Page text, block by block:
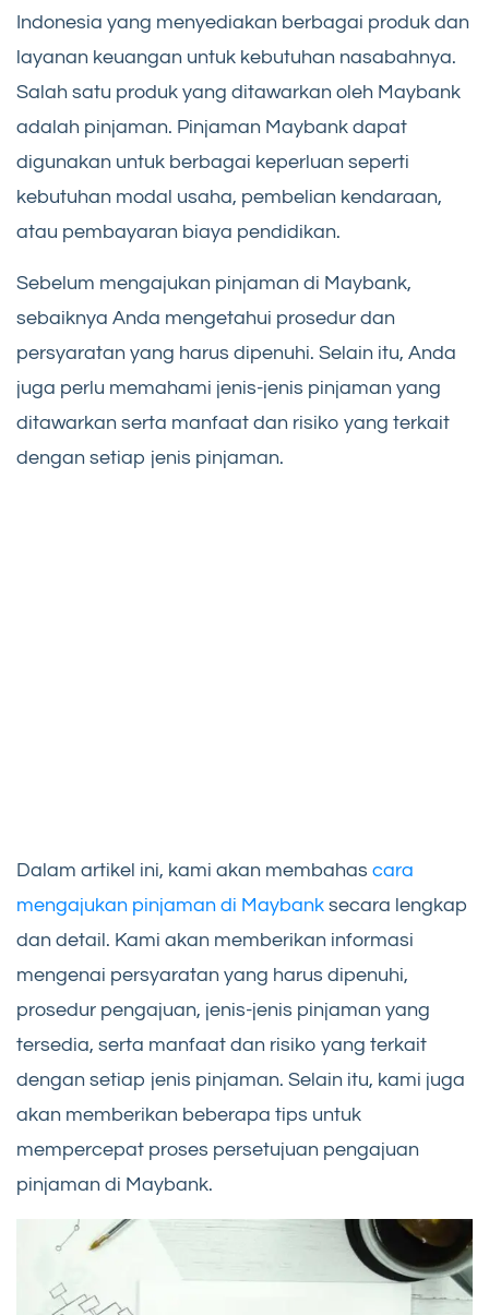
Indonesia yang menyediakan berbagai produk dan
layanan keuangan untuk kebutuhan nasabahnya.
Salah satu produk yang ditawarkan oleh Maybank
adalah pinjaman. Pinjaman Maybank dapat
digunakan untuk berbagai keperluan seperti
kebutuhan modal usaha, pembelian kendaraan,
atau pembayaran biaya pendidikan.
Sebelum mengajukan pinjaman di Maybank,
sebaiknya Anda mengetahui prosedur dan
persyaratan yang harus dipenuhi. Selain itu, Anda
juga perlu memahami jenis-jenis pinjaman yang
ditawarkan serta manfaat dan risiko yang terkait
dengan setiap jenis pinjaman.
Dalam artikel ini, kami akan membahas cara
mengajukan pinjaman di Maybank secara lengkap
dan detail. Kami akan memberikan informasi
mengenai persyaratan yang harus dipenuhi,
prosedur pengajuan, jenis-jenis pinjaman yang
tersedia, serta manfaat dan risiko yang terkait
dengan setiap jenis pinjaman. Selain itu, kami juga
akan memberikan beberapa tips untuk
mempercepat proses persetujuan pengajuan
pinjaman di Maybank.